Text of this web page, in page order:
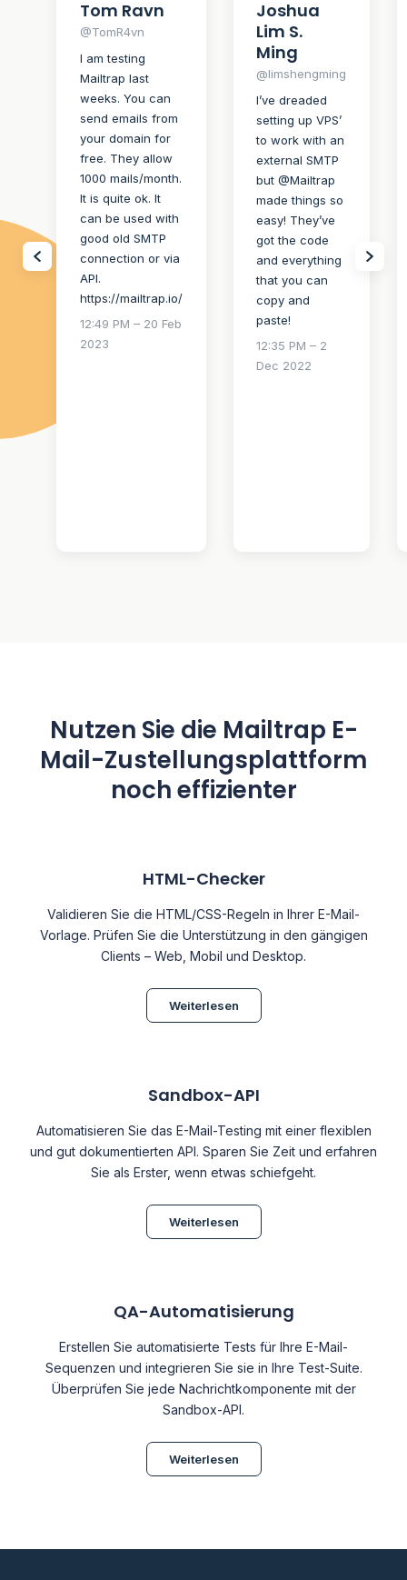
Tom Ravn
@TomR4vn
I am testing
Mailtrap last
weeks. You can
send emails from
your domain for
free. They allow
1000 mails/month.
It is quite ok. It
can be used with
good old SMTP
connection or via
API.
https://mailtrap.io/
12:49 PM – 20 Feb
2023
Joshua
Lim S.
Ming
@limshengming
I’ve dreaded
setting up VPS’
to work with an
external SMTP
but @Mailtrap
made things so
easy! They’ve
got the code
and everything
that you can
copy and
paste!
12:35 PM – 2
Dec 2022
Nutzen Sie die Mailtrap E-
Mail-Zustellungsplattform
noch effizienter
HTML-Checker
Validieren Sie die HTML/CSS-Regeln in Ihrer E-Mail-
Vorlage. Prüfen Sie die Unterstützung in den gängigen
Clients – Web, Mobil und Desktop.
Weiterlesen
Sandbox-API
Automatisieren Sie das E-Mail-Testing mit einer flexiblen
und gut dokumentierten API. Sparen Sie Zeit und erfahren
Sie als Erster, wenn etwas schiefgeht.
Weiterlesen
QA-Automatisierung
Erstellen Sie automatisierte Tests für Ihre E-Mail-
Sequenzen und integrieren Sie sie in Ihre Test-Suite.
Überprüfen Sie jede Nachrichtkomponente mit der
Sandbox-API.
Weiterlesen